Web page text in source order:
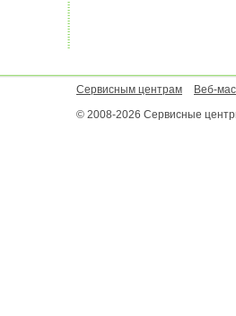
Сервисным центрам
Веб-
© 2008-2026 Сервисные